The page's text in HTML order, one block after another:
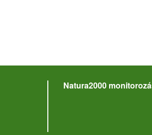
Natura2000